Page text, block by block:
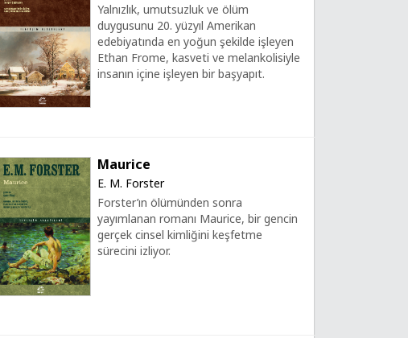
Yalnızlık, umutsuzluk ve ölüm
duygusunu 20. yüzyıl Amerikan
edebiyatında en yoğun şekilde işleyen
Ethan Frome, kasveti ve melankolisiyle
insanın içine işleyen bir başyapıt.
Maurice
E. M. Forster
Forster’ın ölümünden sonra
yayımlanan romanı Maurice, bir gencin
gerçek cinsel kimliğini keşfetme
sürecini izliyor.